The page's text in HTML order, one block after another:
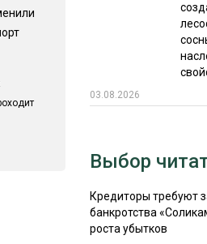
03.08.2026
Выбор
Кредиторы требуют
банкротства
роста убытков